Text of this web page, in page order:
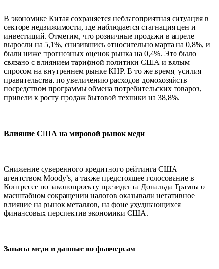
В экономике Китая сохраняется неблагоприятная ситуация в
секторе недвижимости, где наблюдается стагнация цен и
инвестиций. Отметим, что розничные продажи в апреле
выросли на 5,1%, снизившись относительно марта на 0,8%, и
были ниже прогнозных оценок рынка на 0,4%. Это было
связано с влиянием тарифной политики США и вялым
спросом на внутреннем рынке КНР. В то же время, усилия
правительства, по увеличению расходов домохозяйств
посредством программы обмена потребительских товаров,
привели к росту продаж бытовой техники на 38,8%.
Влияние США на мировой рынок меди
Снижение суверенного кредитного рейтинга США
агентством Moody’s, а также предстоящее голосование в
Конгрессе по законопроекту президента Дональда Трампа о
масштабном сокращении налогов оказывали негативное
влияние на рынок металлов, на фоне ухудшающихся
финансовых перспектив экономики США.
Запасы меди и данные по фьючерсам